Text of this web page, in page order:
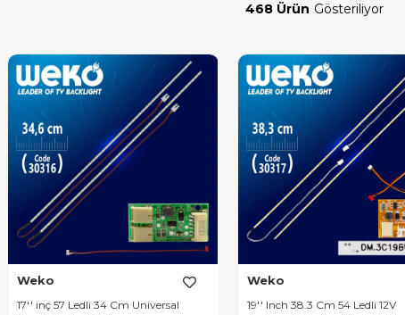
468 Ürün
Weko
17'' inç 57 Ledli 34 Cm Universal
Weko
19'' Inch 38.3 Cm 54 Ledli 12V